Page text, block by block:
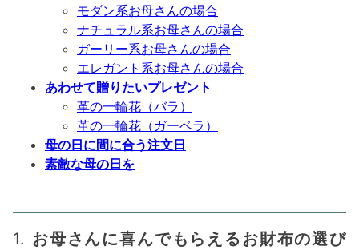
モダン系お母さんの場合
ナチュラル系お母さんの場合
ガーリー系お母さんの場合
エレガント系お母さんの場合
あわせて贈りたいプレゼント
革の一輪花（バラ）
革の一輪花（ガーベラ）
母の日に間に合う注文日
素敵な母の日を
1. お母さんに喜んでもらえるお財布の選び